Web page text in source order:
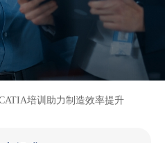
培训助力制造效率提升